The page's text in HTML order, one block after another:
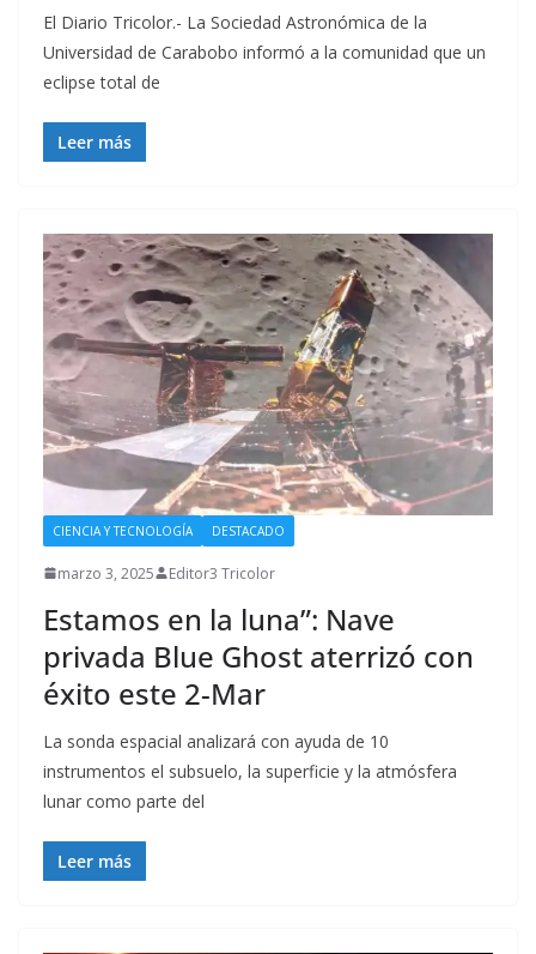
El Diario Tricolor.- La Sociedad Astronómica de la
Universidad de Carabobo informó a la comunidad que un
eclipse total de
Leer más
CIENCIA Y TECNOLOGÍA DESTACADO
marzo 3, 2025 Editor3 Tricolor
Estamos en la luna”: Nave
privada Blue Ghost aterrizó con
éxito este 2-Mar
La sonda espacial analizará con ayuda de 10
instrumentos el subsuelo, la superficie y la atmósfera
lunar como parte del
Leer más